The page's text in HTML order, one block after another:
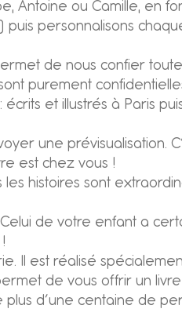
Antoine ou Camille, en
personnalisons
de nous confier
purement
et illustrés à Paris
une prévisualisation.
est chez vous !
histoires sont
de votre enfant a
Il est réalisé
de vous offrir un
d’une centaine de